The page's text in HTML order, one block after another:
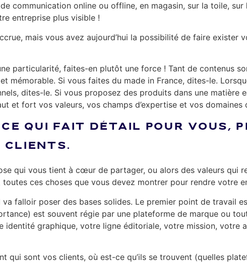
de communication online ou offline, en magasin, sur la toile,
entreprise plus visible !
mais vous avez aujourd’hui la possibilité de faire exister
particularité, faites-en plutôt une force ! Tant de contenus
mémorable. Si vous faites du made in France, dites-le.
dites-le. Si vous proposez des produits dans une matière
et fort vos valeurs, vos champs d’expertise et vos domaines
QUI FAIT DÉTAIL POUR VOUS,
CLIENTS.
qui vous tient à cœur de partager, ou alors des valeurs qui
toutes ces choses que vous devez montrer pour rendre votre
falloir poser des bases solides. Le premier point de travail
est souvent régie par une plateforme de marque ou
identité graphique, votre ligne éditoriale, votre mission, votre
qui sont vos clients, où est-ce qu’ils se trouvent (quelles